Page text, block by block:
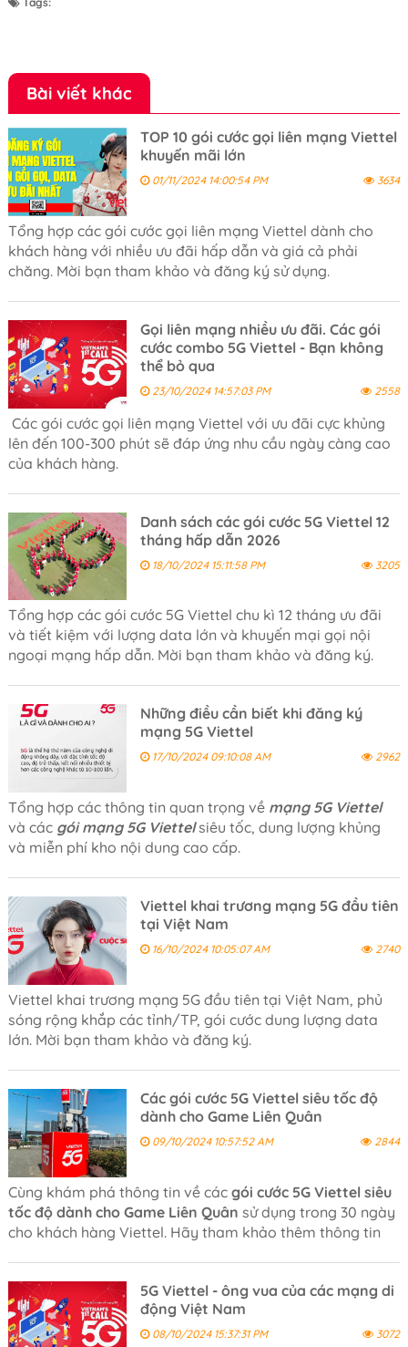
Bài viết khác
TOP 10 gói cước gọi liên mạng Viettel
khuyến mãi lớn
01/11/2024 14:00:54 PM 3634
Tổng hợp các gói cước gọi liên mạng Viettel dành cho
khách hàng với nhiều ưu đãi hấp dẫn và giá cả phải
chăng. Mời bạn tham khảo và đăng ký sử dụng.
Gọi liên mạng nhiều ưu đãi. Các gói
cước combo 5G Viettel - Bạn không
thể bỏ qua
23/10/2024 14:57:03 PM 2558
Các gói cước gọi liên mạng Viettel với ưu đãi cực khủng
lên đến 100-300 phút sẽ đáp ứng nhu cầu ngày càng cao
của khách hàng.
Danh sách các gói cước 5G Viettel 12
tháng hấp dẫn 2026
18/10/2024 15:11:58 PM 3205
Tổng hợp các gói cước 5G Viettel chu kì 12 tháng ưu đãi
và tiết kiệm với lượng data lớn và khuyến mại gọi nội
ngoại mạng hấp dẫn. Mời bạn tham khảo và đăng ký.
Những điều cần biết khi đăng ký
mạng 5G Viettel
17/10/2024 09:10:08 AM 2962
Tổng hợp các thông tin quan trọng về mạng 5G Viettel
và cácgói mạng 5G Viettelsiêu tốc, dung lượng khủng
và miễn phí kho nội dung cao cấp.
Viettel khai trương mạng 5G đầu tiên
tại Việt Nam
16/10/2024 10:05:07 AM 2740
Viettel khai trương mạng 5G đầu tiên tại Việt Nam, phủ
sóng rộng khắp các tỉnh/TP, gói cước dung lượng data
lớn. Mời bạn tham khảo và đăng ký.
Các gói cước 5G Viettel siêu tốc độ
dành cho Game Liên Quân
09/10/2024 10:57:52 AM 2844
Cùng khám phá thông tin về cácgói cước 5G Viettel siêu
tốc độ dành cho Game Liên Quân sử dụng trong 30 ngày
cho khách hàng Viettel. Hãy tham khảo thêm thông tin
5G Viettel - ông vua của các mạng di
động Việt Nam
08/10/2024 15:37:31 PM 3072